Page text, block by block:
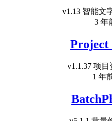
v1.13 智能文
3 年
Project
v1.1.37 项
1 年